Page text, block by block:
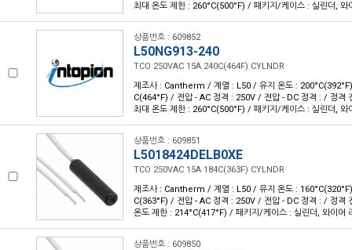
최대 온도 제한 : 260°C(500°F) / 패키지/케이스 : 실린더,
상품번호 : 609852
L50NG913-240
TCO 250VAC 15A 240C(464F) CYLNDR
제조사 : Cantherm / 계열 : L50 / 유지 온도 :
C(464°F) / 전압 - AC 정격 : 250V / 전압 - DC 정격 : / 정격
최대 온도 제한 : 260°C(500°F) / 패키지/케이스 : 실린더,
상품번호 : 609851
L5018424DELB0XE
TCO 250VAC 15A 184C(363F) CYLNDR
제조사 : Cantherm / 계열 : L50 / 유지 온도 :
C(363°F) / 전압 - AC 정격 : 250V / 전압 - DC 정격 : / 정격
온도 제한 : 214°C(417°F) / 패키지/케이스 : 실린더, 와이어
상품번호 : 609850